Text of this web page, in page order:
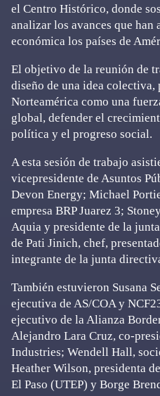
el Centro Histórico, donde
analizar los avances que han
económica los países de
El objetivo de la reunión de
diseño de una idea colectiva,
Norteamérica como una
global, defender el
política y el progreso social.
A esta sesión de trabajo
vicepresidente de Asuntos
Devon Energy; Michael
empresa BRP Juarez 3;
Aquia y presidente de la
de Pati Jinich, chef,
integrante de la junta
También estuvieron Susana
ejecutiva de AS/COA y
ejecutivo de la Alianza
Alejandro Lara Cruz, co-
Industries; Wendell Hall,
Heather Wilson, presidenta
El Paso (UTEP) y Borge